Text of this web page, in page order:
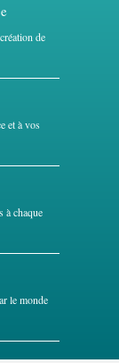
de
et à vos
à chaque
le monde